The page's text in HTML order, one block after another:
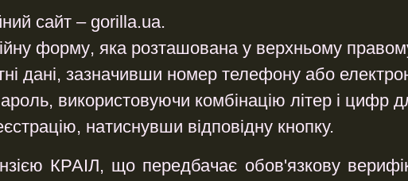
сайт – gorilla.ua.
форму, яка розташована у верхньому правому
дані, зазначивши номер телефону або
, використовуючи комбінацію літер і цифр
, натиснувши відповідну кнопку.
КРАІЛ, що передбачає обов'язкову